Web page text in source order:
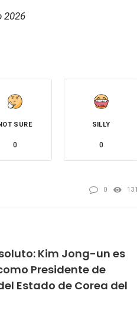
2026
SURE
0
SILLY
0
0 131
Kim Jong-un es
Presidente de
Estado de Corea del